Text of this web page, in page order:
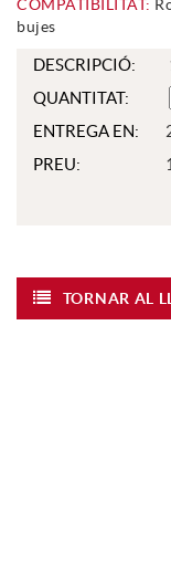
COMPATIBILITAT:
bujes
DESCRIPCIÓ:
QUANTITAT:
ENTREGA EN:
PREU:
TORNAR AL